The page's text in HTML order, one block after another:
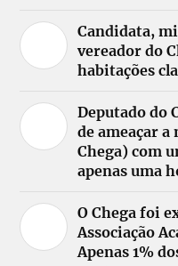
Candidata,
vereador do
habitações
Deputado do
de ameaçar
Chega) com
apenas uma
O Chega foi
Associação
Apenas 1%